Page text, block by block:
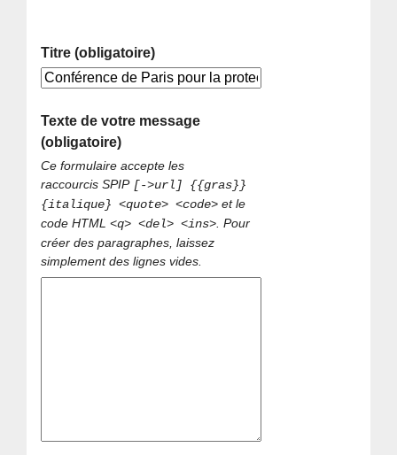
Titre (obligatoire)
Texte de votre message
(obligatoire)
Ce formulaire accepte les
raccourcis SPIP [->url] {{gras}}
{italique} <quote> <code> et le
code HTML<q> <del> <ins> . Pour
créer des paragraphes, laissez
simplement des lignes vides.